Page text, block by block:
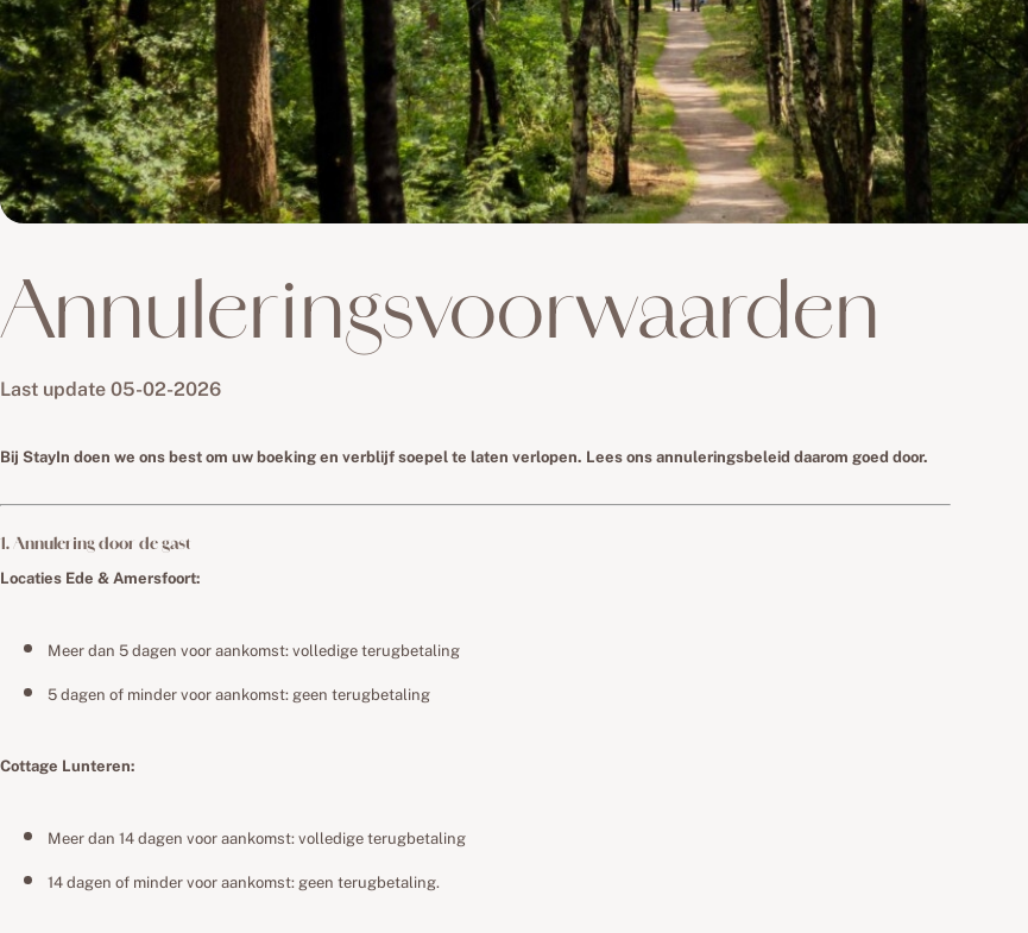
Annuleringsvoorwaarden
Last update 05-02-2026
Bij StayIn doen we ons best om uw boeking en verblijf soepel te laten verlopen. Lees ons annuleringsbeleid daarom goed door.
1. Annulering door de gast
Locaties Ede & Amersfoort:
Meer dan 5 dagen voor aankomst: volledige terugbetaling
5 dagen of minder voor aankomst: geen terugbetaling
Cottage Lunteren:
Meer dan 14 dagen voor aankomst: volledige terugbetaling
14 dagen of minder voor aankomst: geen terugbetaling.